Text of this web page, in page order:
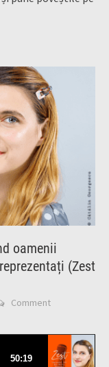
oamenii
(Zest
Comment